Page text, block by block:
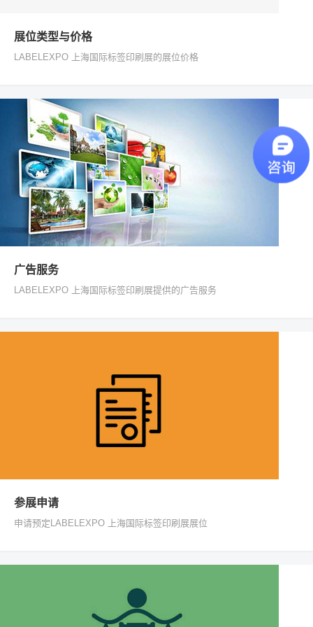
展位类型与价格
LABELEXPO 上海国际标签印刷展的展位价格
广告服务
LABELEXPO 上海国际标签印刷展提供的广告服务
参展申请
申请预定LABELEXPO 上海国际标签印刷展展位